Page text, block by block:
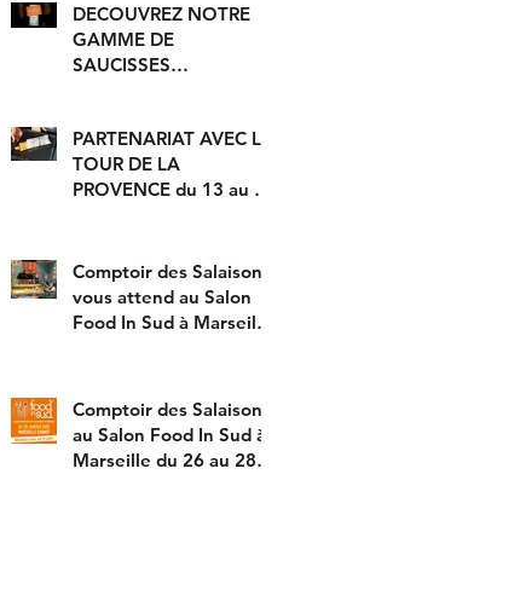
DECOUVREZ NOTRE
GAMME DE
SAUCISSES
PARTENARIAT AVEC LE
TOUR DE LA
PROVENCE du 13 au 16
NOS SAUCISS
Comptoir des Salaisons
vous attend au Salon
Food In Sud à Marseille
Comptoir des Salaisons
au Salon Food In Sud à
Marseille du 26 au 28